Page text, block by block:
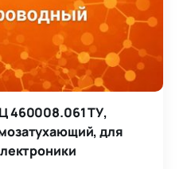
460008.061 ТУ,
для